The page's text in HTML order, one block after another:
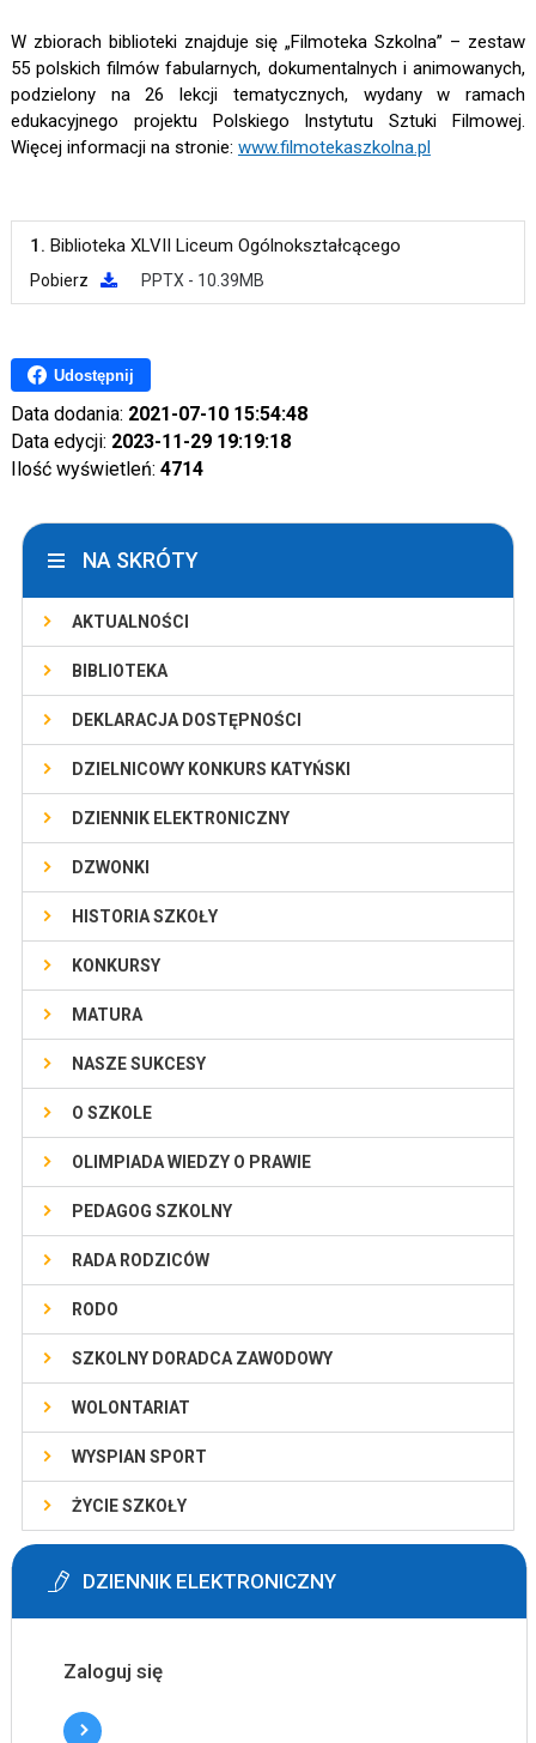
W zbiorach biblioteki znajduje się „Filmoteka Szkolna” – zestaw
55 polskich filmów fabularnych, dokumentalnych i animowanych,
podzielony na 26 lekcji tematycznych, wydany w ramach
edukacyjnego projektu Polskiego Instytutu Sztuki Filmowej.
Więcej informacji na stronie: www.filmotekaszkolna.pl
1. Biblioteka XLVII Liceum Ogólnokształcącego
Pobierz PPTX - 10.39MB
Udostępnij
Data dodania: 2021-07-10 15:54:48
Data edycji: 2023-11-29 19:19:18
Ilość wyświetleń: 4714
NA SKRÓTY
AKTUALNOŚCI
BIBLIOTEKA
DEKLARACJA DOSTĘPNOŚCI
DZIELNICOWY KONKURS KATYŃSKI
DZIENNIK ELEKTRONICZNY
DZWONKI
HISTORIA SZKOŁY
KONKURSY
MATURA
NASZE SUKCESY
O SZKOLE
OLIMPIADA WIEDZY O PRAWIE
PEDAGOG SZKOLNY
RADA RODZICÓW
RODO
SZKOLNY DORADCA ZAWODOWY
WOLONTARIAT
WYSPIAN SPORT
ŻYCIE SZKOŁY
DZIENNIK ELEKTRONICZNY
Zaloguj się